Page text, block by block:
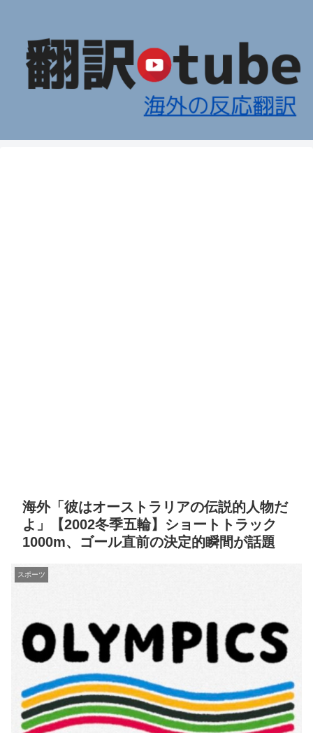
海外「彼はオーストラリアの伝説的人物だ
よ」【2002冬季五輪】ショートトラック
1000m、ゴール直前の決定的瞬間が話題
スポーツ